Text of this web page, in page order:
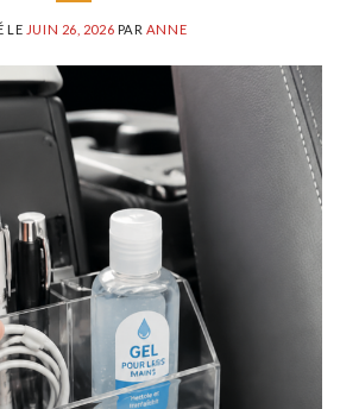
LE JUIN 26, 2026 PAR ANNE